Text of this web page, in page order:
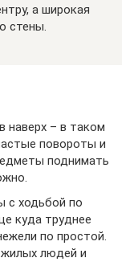
а широкая
стены.
наверх – в таком
повороты и
поднимать
с ходьбой по
куда труднее
по простой.
людей и